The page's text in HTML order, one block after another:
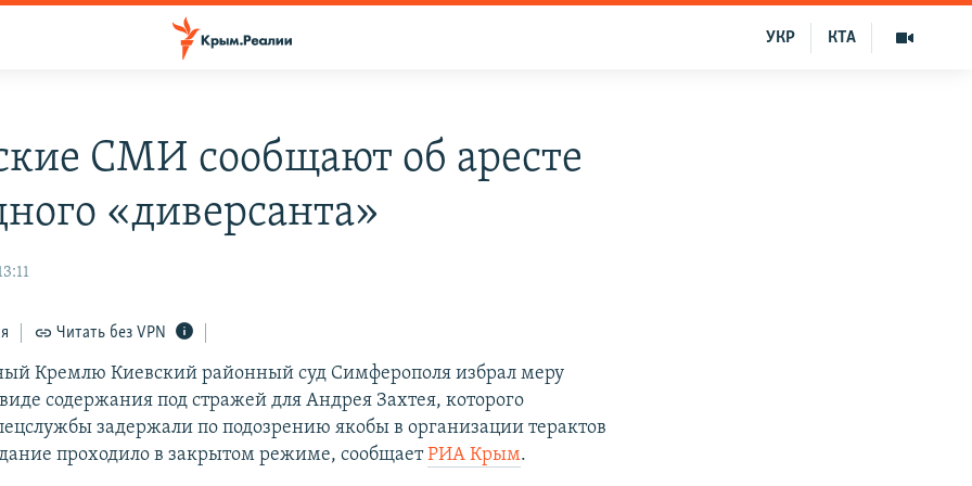
КТА
УКР
СМИ сообщают об аресте
«диверсанта»
Читать без VPN
Кремлю Киевский районный суд Симферополя избрал меру
содержания под стражей для Андрея Захтея, которого
задержали по подозрению якобы в организации терактов
проходило в закрытом режиме, сообщаетРИА Крым.